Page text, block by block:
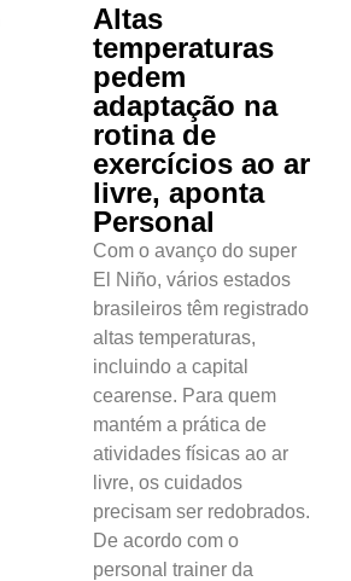
Altas
temperaturas
pedem
adaptação na
rotina de
exercícios ao ar
livre, aponta
Personal
Com o avanço do super
El Niño, vários estados
brasileiros têm registrado
altas temperaturas,
incluindo a capital
cearense. Para quem
mantém a prática de
atividades físicas ao ar
livre, os cuidados
precisam ser redobrados.
De acordo com o
personal trainer da